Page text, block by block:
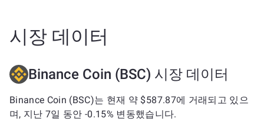
시장 데이터
Binance Coin (BSC) 시장 데이터
Binance Coin (BSC)는 현재 약 $587.87에 거래되고 있으
며, 지난 7일 동안 -0.15% 변동했습니다.